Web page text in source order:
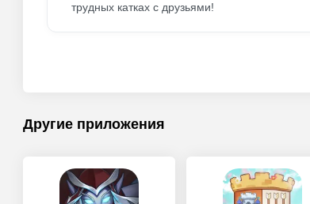
трудных катках с друзьями!
Другие приложения